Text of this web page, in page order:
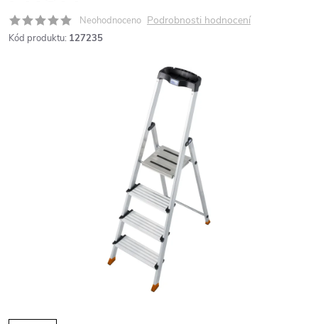
Neohodnoceno Podrobnosti hodnocení
Kód produktu: 127235